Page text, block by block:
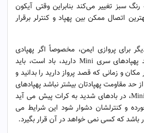
رنگ سبز تغییر می‌کند بنابراین وقتی آیکون
اتصال ممکن بین پهپاد و کنترلر برقرار
برای پروازی ایمن، مخصوصاً اگر پهپادی
کوچک و سبک مانند پهپادهای سری Mini دارید، باد است، باید
و زمانی که قصد پرواز دارید را بدانید و
حد مقاومت پهپادتان بیشتر نباشد پهپادهای
کوچک‌تر مثل سری Mini، در بادهای شدید به کرات پیش می آید
و کنترلشان دشوار شود این شرایط می
باشد که کسی نمی خواهد در آن قرار بگیرد.